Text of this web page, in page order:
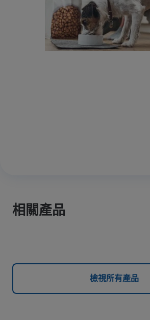
相關產品
檢視所有產品